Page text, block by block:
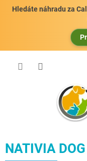
Hledáte náhradu za
NATIVIA